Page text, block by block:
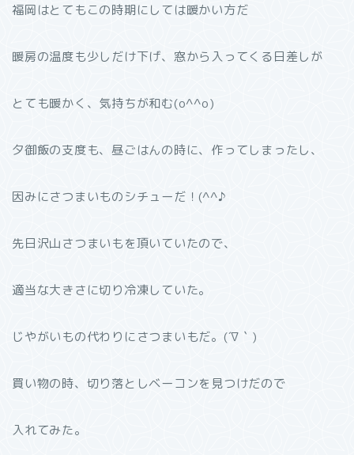
福岡はとてもこの時期にしては暖かい方だ
暖房の温度も少しだけ下げ、窓から入ってくる日差しが
とても暖かく、気持ちが和む(o^^o)
夕御飯の支度も、昼ごはんの時に、作ってしまったし、
因みにさつまいものシチューだ！(^^♪
先日沢山さつまいもを頂いていたので、
適当な大きさに切り冷凍していた。
じやがいもの代わりにさつまいもだ。(´∇｀)
買い物の時、切り落としベーコンを見つけだので
入れてみた。